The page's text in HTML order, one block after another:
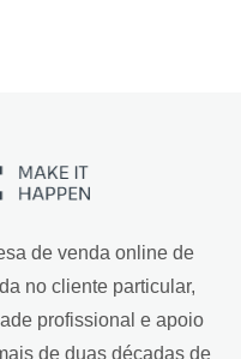
de venda online de
no cliente particular,
profissional e apoio
de duas décadas de